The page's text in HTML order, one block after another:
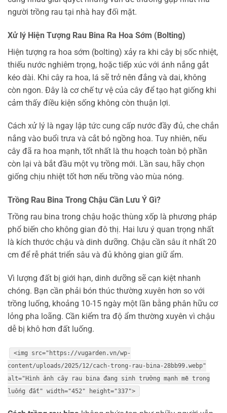
người trồng rau tại nhà hay đối mặt.
Xử lý Hiện Tượng Rau Bina Ra Hoa Sớm (Bolting)
Hiện tượng ra hoa sớm (bolting) xảy ra khi cây bị sốc nhiệt,
thiếu nước nghiêm trọng, hoặc tiếp xúc với ánh nắng gắt
kéo dài. Khi cây ra hoa, lá sẽ trở nên đắng và dai, không
còn ngon. Đây là cơ chế tự vệ của cây để tạo hạt giống khi
cảm thấy điều kiện sống không còn thuận lợi.
Cách xử lý là ngay lập tức cung cấp nước đầy đủ, che chắn
nắng vào buổi trưa và cắt bỏ ngồng hoa. Tuy nhiên, nếu
cây đã ra hoa mạnh, tốt nhất là thu hoạch toàn bộ phần
còn lại và bắt đầu một vụ trồng mới. Lần sau, hãy chọn
giống chịu nhiệt tốt hơn nếu trồng vào mùa nóng.
Trồng Rau Bina Trong Chậu Cần Lưu Ý Gì?
Trồng rau bina trong chậu hoặc thùng xốp là phương pháp
phổ biến cho không gian đô thị. Hai lưu ý quan trọng nhất
là kích thước chậu và dinh dưỡng. Chậu cần sâu ít nhất 20
cm để rễ phát triển sâu và đủ không gian giữ ẩm.
Vì lượng đất bị giới hạn, dinh dưỡng sẽ cạn kiệt nhanh
chóng. Bạn cần phải bón thúc thường xuyên hơn so với
trồng luống, khoảng 10-15 ngày một lần bằng phân hữu cơ
lỏng pha loãng. Cần kiểm tra độ ẩm thường xuyên vì chậu
dễ bị khô hơn đất luống.
<img src="https://vugarden.vn/wp-
content/uploads/2025/12/cach-trong-rau-bina-28bb99.webp"
alt="Hình ảnh cây rau bina đang sinh trưởng mạnh mẽ trong
luống đất" width="452" height="337">